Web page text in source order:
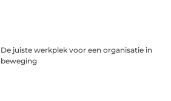
De juiste werkplek voor een organisatie in
beweging